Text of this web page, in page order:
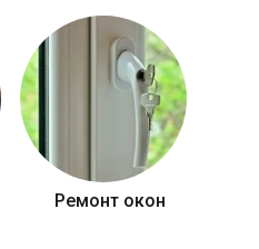
Ремонт окон